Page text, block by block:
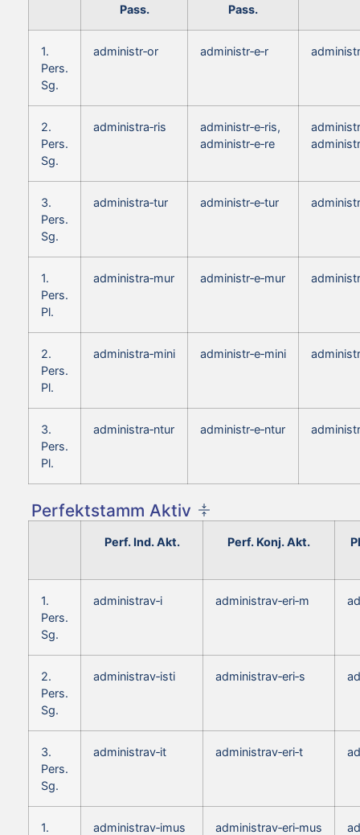
Pass.
Pass.
1.
Pers.
Sg.
administr‑or administr‑e‑r
2.
Pers.
Sg.
administra‑ris
administr‑e‑ris,
administr‑e‑re
3.
Pers.
Sg.
administra‑tur administr‑e‑tur
1.
Pers.
Pl.
administra‑mur administr‑e‑mur
2.
Pers.
Pl.
administra‑mini administr‑e‑mini
3.
Pers.
Pl.
administra‑ntur administr‑e‑ntur
Perfektstamm Aktiv
Perf. Ind. Akt. Perf. Konj. Akt.
1.
Pers.
Sg.
administrav‑i administrav‑eri‑m
2.
Pers.
Sg.
administrav‑isti administrav‑eri‑s
3.
Pers.
Sg.
administrav‑it administrav‑eri‑t
1.
administrav‑imus administrav‑eri‑mus